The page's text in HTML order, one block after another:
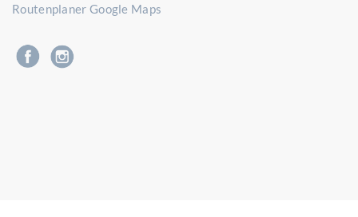
Routenplaner Google Maps